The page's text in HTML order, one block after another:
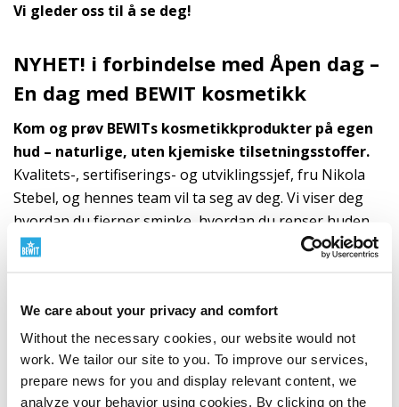
We care about your privacy and comfort
Without the necessary cookies, our website would not
work. We tailor our site to you. To improve our services,
prepare news for you and display relevant content, we
analyze your behavior using cookies. By clicking on the
Vi gleder oss til å se deg!
NYHET! i forbindelse med Åpen dag –
En dag med BEWIT kosmetikk
Kom og prøv BEWITs kosmetikkprodukter på egen
hud – naturlige, uten kjemiske tilsetningsstoffer.
Kvalitets-, sertifiserings- og utviklingssjef, fru Nikola
Stebel, og hennes team vil ta seg av deg. Vi viser deg
hvordan du fjerner sminke, hvordan du renser huden
og deretter hvordan du tilfører alle andre nødvendige
angående kosmetikkprodukter og deres ingredienser.
Vi gleder oss til å se deg hver første torsdag i måneden
fra kl. 16:00 i Michalská 2030, Slezská Ostrava.